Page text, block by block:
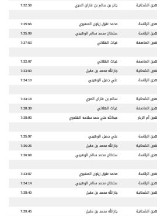
هجن الشحانية جابر بن سالم بن فاران المري 7:32:59
هجن الرئاسة محمد عتيق زيتون المهيري
7:35:66
هجن الرئاسة سلطان محمد سالم الوهيبي
7:35:99
هجن العاصفة غياث الهلالي 7:37:53
هجن العاصفة غياث الهلالي
7:32:07
هجن الشحانية جارالله محمد بن عقيل
7:33:80
هجن الرئاسة علي جميل الوهيبي 7:34:10
هجن الشحانية سالم بن فاران المري
7:34:18
هجن العاصفة غياث الهلالي
7:38:39
هجن أم الزبار عبدالله علي حمد سلامه الهاجري 7:38:93
هجن الرئاسة علي جميل الوهيبي
7:35:97
هجن الشحانية جارالله محمد بن عقيل
7:36:26
هجن الرئاسة سلطان محمد سالم الوهيبي 7:36:68
هجن الرئاسة محمد عتيق زيتون المهيري
7:33:87
هجن الرئاسة سلطان محمد سالم الوهيبي
7:34:14
هجن الشحانية جارالله محمد بن عقيل 7:38:40
هجن الشحانية جارالله محمد بن عقيل
7:29:45